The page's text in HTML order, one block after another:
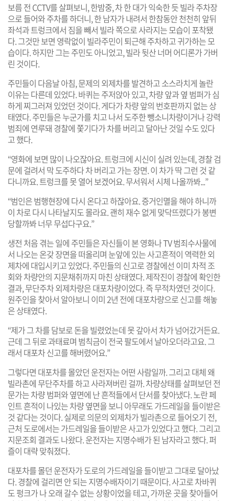
보름 전 CCTV를 살펴보니, 한밤중, 차 한 대가 익숙한 듯 빌라 주차장
으로 들어와 주차를 하더니, 한 남자가 내려서 한참동안 천천히 앞뒤
좌석과 트렁크에서 짐을 빼서 빌라 쪽으로 사라지는 모습이 포착됐
다. 그것만 보면 영락없이 빌라주민이 퇴근해 주차하고 귀가하는 모
습이다. 하지만 그는 주민도 아니었고, 빌라 뒷산 너머 어디론가 가버
린 것이다.
주민들이 다음날 아침, 문제의 외제차를 발견하고 소스라치게 놀란
이유는 다른데 있었다. 바퀴는 주저앉아 있고, 차량 앞과 옆 범퍼가 심
하게 찌그러져 있었던 것이다. 게다가 차량 앞의 번호판까지 없는 상
태였다. 주민들은 누군가를 치고 나서 도주한 뺑소니차량이거나 강력
범죄에 연루돼 경찰에 쫓기다가 차를 버리고 달아난 것일 수도 있다
고 했다.
“영화에 보면 많이 나오잖아요. 트렁크에 시신이 실려 있는데, 경찰 검
문에 걸려서 막 도주하다 차 버리고 가는 장면. 이 차가 딱 그런 것 같
다니까요. 트렁크를 못 열어 보겠어요. 무서워서 시체 나올까봐...”
“범인은 범행현장에 다시 온다고 하잖아요. 증거인멸을 해야 하니까
이 차로 다시 나타날지도 몰라요. 괜히 재수 없게 맞닥뜨렸다가 봉변
당할까봐 너무 무섭다구요.”
생전 처음 겪는 일에 주민들은 자신들이 본 영화나 TV 범죄수사물에
서 나오는 온갖 장면을 떠올리며 눈앞에 있는 사고흔적이 역력한 외
제차에 대입시키고 있었다. 주민들의 신고로 경찰에선 이미 차적 조
회와 차량안의 지문채취까지 마친 상태였다. 제작진이 경찰에 확인한
결과, 무단주차 외제차량은 대포차량이었다. 즉 무적차였던 것이다.
원주인을 찾아서 알아보니 이미 2년 전에 대포차량으로 신고를 해놓
은 상태였다.
“제가 그 차를 담보로 돈을 빌렸었는데 못 갚아서 차가 넘어갔거든요.
근데 그 뒤로 과태료며 범칙금이 전국 팔도에서 날아오더라고요. 그
래서 대포차 신고를 해버렸어요.”
그렇다면 대포차를 몰았던 운전자는 어떤 사람일까. 그리고 대체 왜
빌라촌에 무단주차를 하고 사라져버린 걸까. 차량상태를 살펴보던 전
문가는 차량 범퍼와 옆면에 난 흔적들에서 단서를 찾아냈다. 노란 페
인트 흔적이 나있는 차량 옆면을 보니 아무래도 가드레일을 들이받은
것 같다는 것이다. 실제로 의문의 외제차가 빌라촌으로 들어오기 전,
근처 도로에서는 가드레일을 들이받은 사고가 있었다고 했다. 그리고
지문조회 결과도 나왔다. 운전자는 지명수배가 된 남자라고 했다. 퍼
즐이 대략 맞춰졌다.
대포차를 몰던 운전자가 도로의 가드레일을 들이받고 그대로 달아났
다. 경찰에 걸리면 안 되는 지명수배자이기 때문이다. 사고로 차바퀴
도 펑크가 나 오래 갈수 없는 상황이었을 테고, 가까운 곳을 찾아들어